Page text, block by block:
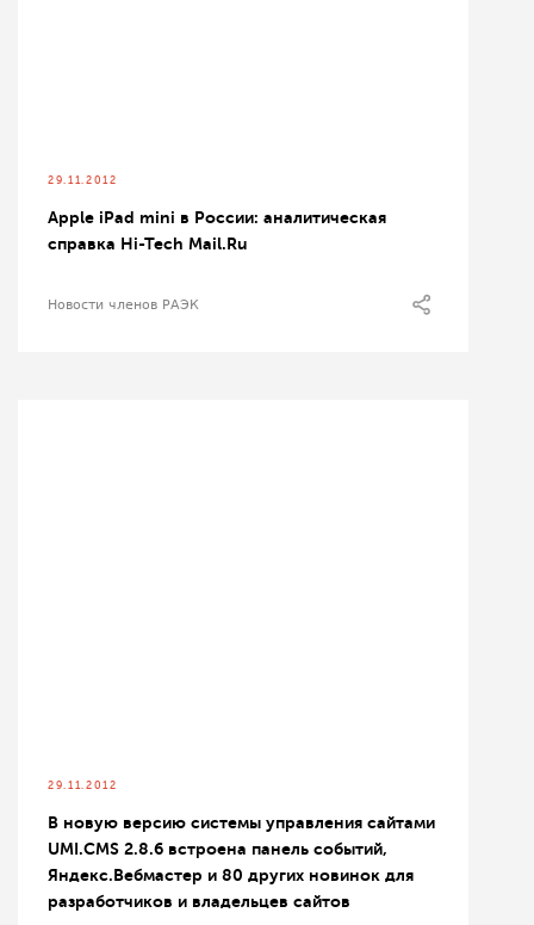
29.11.2012
Apple iPad mini в России: аналитическая
справка Hi-Tech Mail.Ru
Новости членов РАЭК
29.11.2012
В новую версию системы управления сайтами
UMI.CMS 2.8.6 встроена панель событий,
Яндекс.Вебмастер и 80 других новинок для
разработчиков и владельцев сайтов